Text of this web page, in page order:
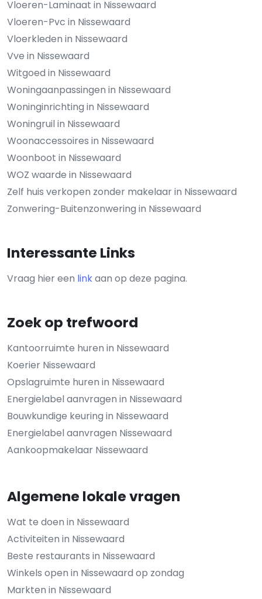
Vloeren-Laminaat in Nissewaard
Vloeren-Pvc in Nissewaard
Vloerkleden in Nissewaard
Vve in Nissewaard
Witgoed in Nissewaard
Woningaanpassingen in Nissewaard
Woninginrichting in Nissewaard
Woningruil in Nissewaard
Woonaccessoires in Nissewaard
Woonboot in Nissewaard
WOZ waarde in Nissewaard
Zelf huis verkopen zonder makelaar in Nissewaard
Zonwering-Buitenzonwering in Nissewaard
Interessante Links
Vraag hier een linkaan op deze pagina.
Zoek op trefwoord
Kantoorruimte huren in Nissewaard
Koerier Nissewaard
Opslagruimte huren in Nissewaard
Energielabel aanvragen in Nissewaard
Bouwkundige keuring in Nissewaard
Energielabel aanvragen Nissewaard
Aankoopmakelaar Nissewaard
Algemene lokale vragen
Wat te doen in Nissewaard
Activiteiten in Nissewaard
Beste restaurants in Nissewaard
Winkels open in Nissewaard op zondag
Markten in Nissewaard